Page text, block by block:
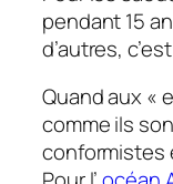
pendant 15
d’autres,
Quand aux «
comme ils
conformistes